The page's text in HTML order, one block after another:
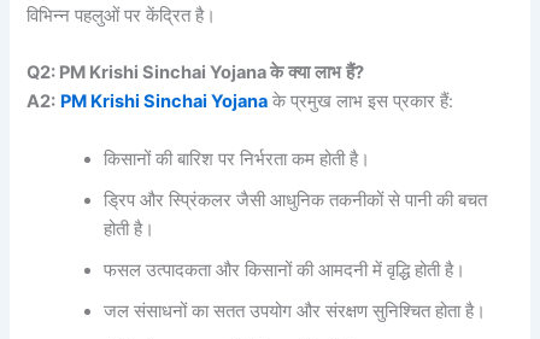
विभिन्न पहलुओं पर केंद्रित है।
Q2: PM Krishi Sinchai Yojanaके क्या लाभ हैं?
A2: PM Krishi Sinchai Yojana के प्रमुख लाभ इस प्रकार हैं:
किसानों की बारिश पर निर्भरता कम होती है।
ड्रिप और स्प्रिंकलर जैसी आधुनिक तकनीकों से पानी की बचत
होती है।
फसल उत्पादकता और किसानों की आमदनी में वृद्धि होती है।
जल संसाधनों का सतत उपयोग और संरक्षण सुनिश्चित होता है।